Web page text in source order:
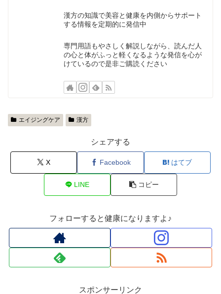
漢方の知識で美容と健康を内側からサポート
する情報を定期的に発信中
専門用語もやさしく解説しながら、読んだ人
の心と体がふっと軽くなるような発信を心が
けているので是非ご購読ください
エイジングケア 漢方
シェアする
X Facebook はてブ
LINE コピー
フォローすると健康になりますよ♪
スポンサーリンク